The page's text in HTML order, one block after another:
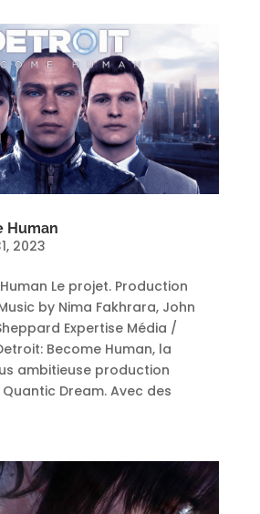
Human
2023
Le projet. Production
by Nima Fakhrara, John
Expertise Média /
Become Human, la
ambitieuse production
Dream. Avec des